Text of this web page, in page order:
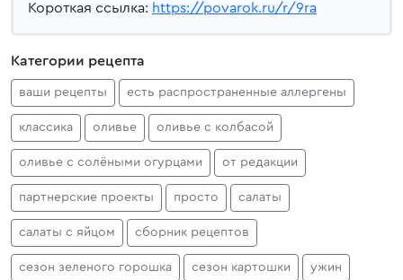
Короткая ссылка: https://povarok.ru/r/9ra
Категории рецепта
ваши рецепты есть распространенные аллергены
классика оливье оливье с колбасой
оливье с солёными огурцами от редакции
партнерские проекты просто салаты
салаты с яйцом сборник рецептов
сезон зеленого горошка сезон картошки ужин